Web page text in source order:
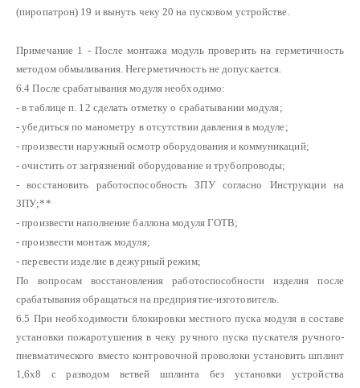
(пиропатрон) 19 и вынуть чеку 20 на пусковом устройстве.
Примечание 1 - После монтажа модуль проверить на герметичность
методом обмыливания. Негерметичность не допускается.
6.4 После срабатывания модуля необходимо:
- в таблице п. 12 сделать отметку о срабатывании модуля;
- убедиться по манометру в отсутствии давления в модуле;
- произвести наружный осмотр оборудования и коммуникаций;
- очистить от загрязнений оборудование и трубопроводы;
- восстановить работоспособность ЗПУ согласно Инструкции на
ЗПУ;**
- произвести наполнение баллона модуля ГОТВ;
- произвести монтаж модуля;
- перевести изделие в дежурный режим;
По вопросам восстановления работоспособности изделия после
срабатывания обращаться на предприятие-изготовитель.
6.5 При необходимости блокировки местного пуска модуля в составе
установки пожаротушения в чеку ручного пуска пускателя ручного-
пневматического вместо контровочной проволоки установить шплинт
1,6х8 с разводом ветвей шплинта без установки устройства